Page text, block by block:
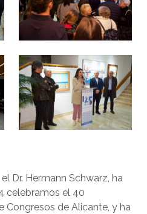
Dr. Hermann Schwarz, ha
celebramos el 40
Congresos de Alicante, y ha